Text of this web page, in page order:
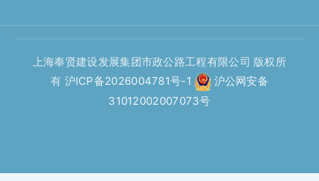
上海奉贤建设发展集团市政公路工程有限公司 版权所
有 沪ICP备2026004781号-1
沪公网安备
31012002007073号